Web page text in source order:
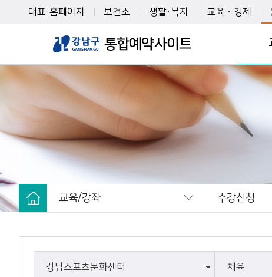
대표 홈페이지 보건소 생활·복지
스마트복지관
대치노인복지센터
역삼재가노인데이케어센터
강남지역자활센터
역삼노인복지센터
압구정노인복지센터
강남노인종합복지관
강남장애인복지관
교육ㆍ경제
강남구여성능력
강남청년누리
강남일원독서실
강남취창업허
강남구신중년디
수강신
온라
교육/강좌
시설예약
수강신청
온라인수강